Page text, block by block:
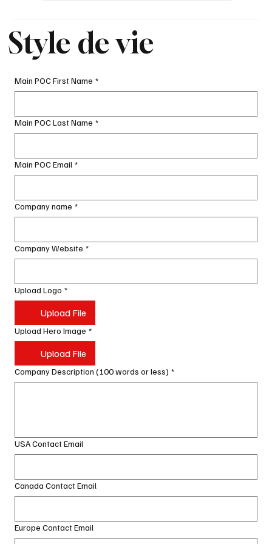
Style de vie
Main POC First Name *
Main POC Last Name *
Main POC Email *
Company name *
Company Website *
Upload Logo *
Upload File
Upload Hero Image *
Upload File
Company Description (100 words or less) *
USA Contact Email
Canada Contact Email
Europe Contact Email